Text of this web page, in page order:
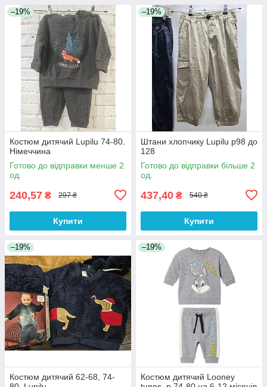
–19%
Костюм дитячий Lupilu 74-80.
Німеччина
Готово до відправки менше 2
од.
240,57 ₴ 297 ₴
Купити
–19%
Штани хлопчику Lupilu р98 до
128
Готово до відправки більше 2
од.
437,40 ₴ 540 ₴
Купити
–19%
Костюм дитячий 62-68, 74-
–19%
Костюм дитячий Looney